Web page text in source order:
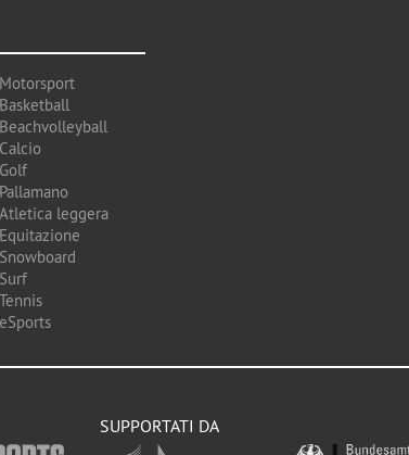
leggera
SUPPORTATI DA